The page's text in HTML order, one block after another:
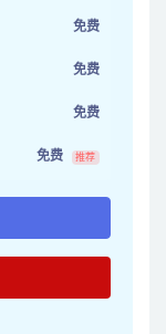
免费
免费
免费
免费 推荐